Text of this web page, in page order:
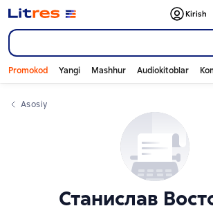
Kirish
Promokod Yangi Mashhur Audiokitoblar
Asosiy
Станислав
Слайдер с книгами
Слайдер с книгами